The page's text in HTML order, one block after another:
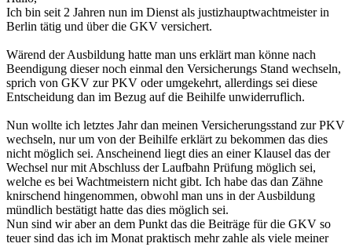
Ich bin seit 2 Jahren nun im Dienst als justizhauptwachtmeister in
Berlin tätig und über die GKV versichert.
Wärend der Ausbildung hatte man uns erklärt man könne nach
Beendigung dieser noch einmal den Versicherungs Stand wechseln,
sprich von GKV zur PKV oder umgekehrt, allerdings sei diese
Entscheidung dan im Bezug auf die Beihilfe unwiderruflich.
Nun wollte ich letztes Jahr dan meinen Versicherungsstand zur PKV
wechseln, nur um von der Beihilfe erklärt zu bekommen das dies
nicht möglich sei. Anscheinend liegt dies an einer Klausel das der
Wechsel nur mit Abschluss der Laufbahn Prüfung möglich sei,
welche es bei Wachtmeistern nicht gibt. Ich habe das dan Zähne
knirschend hingenommen, obwohl man uns in der Ausbildung
mündlich bestätigt hatte das dies möglich sei.
Nun sind wir aber an dem Punkt das die Beiträge für die GKV so
teuer sind das ich im Monat praktisch mehr zahle als viele meiner